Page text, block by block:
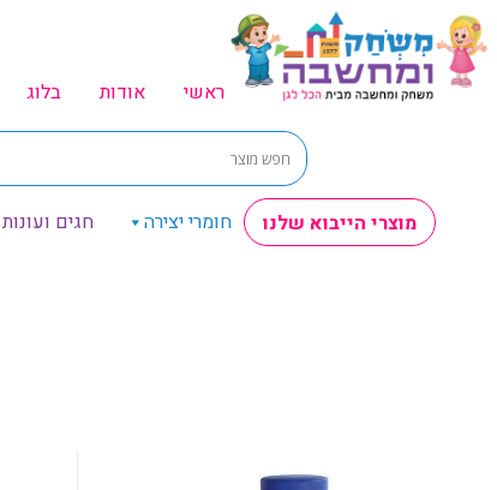
ראשי אודות בלוג
מוצרי הייבוא שלנו חומרי יצירה חגים ועונות